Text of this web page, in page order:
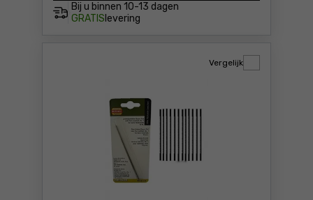
Bij u binnen 10-13 dagen
GRATIS levering
Vergelijk